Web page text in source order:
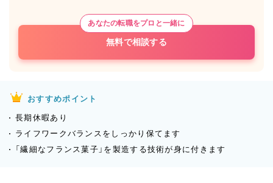
あなたの転職をプロと一緒に
無料で相談する
おすすめポイント
長期休暇あり
ライフワークバランスをしっかり保てます
「繊細なフランス菓子」を製造する技術が身に付きます